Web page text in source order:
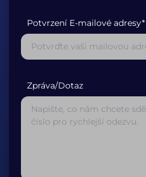
Potvrzení E-mailové adresy*
Zpráva/Dotaz